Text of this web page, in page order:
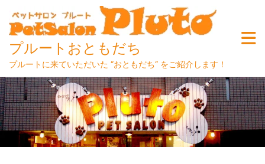
Skip
to
content
プルートおともだち
プルートに来ていただいた ”おともだち” をご紹介します！